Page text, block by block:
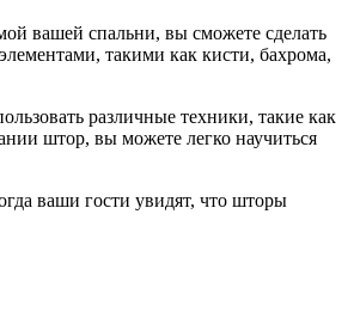
вашей спальни, вы сможете сделать
такими как кисти, бахрома,
различные техники, такие как
штор, вы можете легко научиться
ваши гости увидят, что шторы